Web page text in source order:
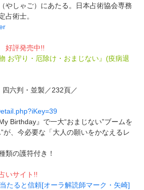
やしゃご）にあたる。日本占術協会専務
占術士。
好評発売中!!
お守り・厄除け・おまじない』(疫病退
六判・並製／232頁／
Birthday』で一大“おまじない”ブームを
が、今必要な「大人の願いをかなえるレ
類の護符付き！
いサイト!!
たると信頼[オーラ解読師マーク・矢崎]